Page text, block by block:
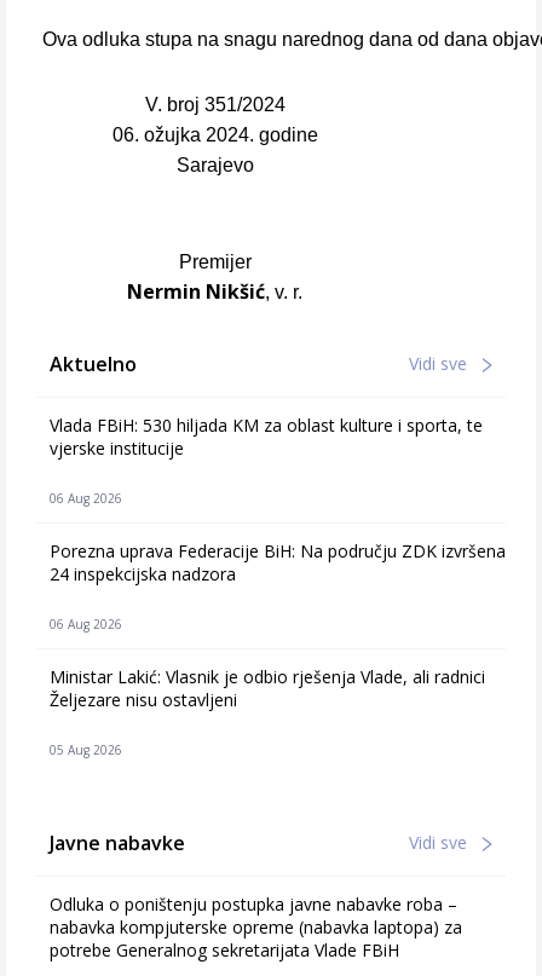
Ova odluka stupa na snagu narednog dana od dana
V. broj 351/2024
06. ožujka 2024. godine
Sarajevo
Premijer
Nermin Nikšić, v. r.
Aktuelno Vidi sve
Vlada FBiH: 530 hiljada KM za oblast kulture i sporta, te
vjerske institucije
06 Aug 2026
Porezna uprava Federacije BiH: Na području ZDK izvršena
24 inspekcijska nadzora
06 Aug 2026
Ministar Lakić: Vlasnik je odbio rješenja Vlade, ali radnici
Željezare nisu ostavljeni
05 Aug 2026
Javne nabavke Vidi sve
Odluka o poništenju postupka javne nabavke roba –
nabavka kompjuterske opreme (nabavka laptopa) za
potrebe Generalnog sekretarijata Vlade FBiH